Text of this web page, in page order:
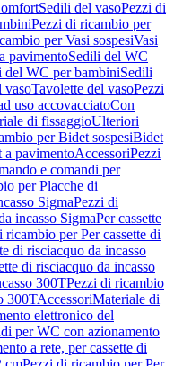
Sedili del vasoPezzi di
Pezzi di ricambio per
per Vasi sospesiVasi
pavimentoSedili del WC
del WC per bambiniSedili
vasoTavolette del vasoPezzi
uso accovacciatoCon
di fissaggioUlteriori
per Bidet sospesiBidet
a pavimentoAccessoriPezzi
e comandi per
per Placche di
SigmaPezzi di
incasso SigmaPer cassette
ricambio per Per cassette di
di risciacquo da incasso
di risciacquo da incasso
300TPezzi di ricambio
300TAccessoriMateriale di
elettronico del
per WC con azionamento
a rete, per cassette di